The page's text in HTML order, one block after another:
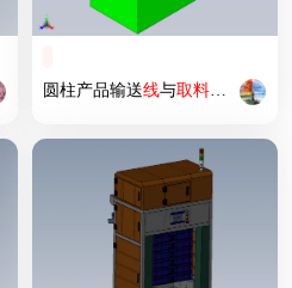
圆柱产品输送线与取料设计